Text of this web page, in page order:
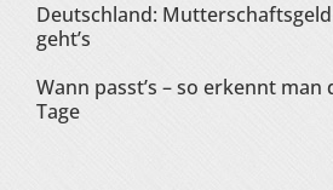
Deutschland:
geht’s
Wann passt’s – so erkennt
Tage